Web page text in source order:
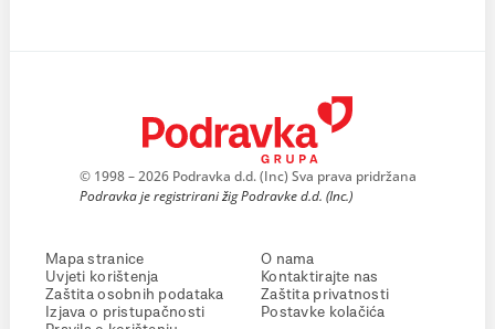
© 1998 – 2026 Podravka d.d. (Inc) Sva prava pridržana
Podravka je registrirani žig Podravke d.d. (Inc.)
Mapa stranice
Uvjeti korištenja
Zaštita osobnih podataka
Izjava o pristupačnosti
O nama
Kontaktirajte nas
Zaštita privatnosti
Postavke kolačića